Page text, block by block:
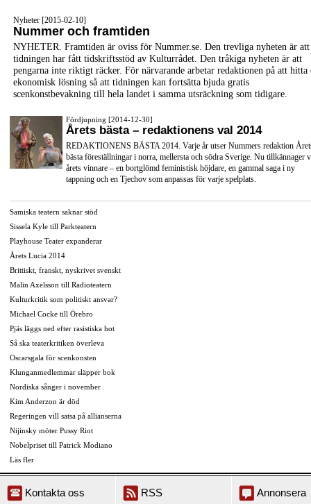
Nyheter [2015-02-10]
Nummer och framtiden
NYHETER. Framtiden är oviss för Nummer.se. Den trevliga nyheten är att
tidningen har fått tidskriftsstöd av Kulturrådet. Den tråkiga nyheten är att
pengarna inte riktigt räcker. För närvarande arbetar redaktionen på att hitta
ekonomisk lösning så att tidningen kan fortsätta bjuda gratis
scenkonstbevakning till hela landet i samma utsräckning som tidigare.
Fördjupning [2014-12-30]
Årets bästa – redaktionens val 2014
REDAKTIONENS BÄSTA 2014. Varje år utser Nummers redaktion
bästa föreställningar i norra, mellersta och södra Sverige. Nu tillkännager
årets vinnare – en bortglömd feministisk höjdare, en gammal saga i ny
tappning och en Tjechov som anpassas för varje spelplats.
Samiska teatern saknar stöd
Sissela Kyle till Parkteatern
Playhouse Teater expanderar
Årets Lucia 2014
Brittiskt, franskt, nyskrivet svenskt
Malin Axelsson till Radioteatern
Kulturkritik som politiskt ansvar?
Michael Cocke till Örebro
Pjäs läggs ned efter rasistiska hot
Så ska teaterkritiken överleva
Oscarsgala för scenkonsten
Klunganmedlemmar släpper bok
Nordiska sånger i november
Kim Anderzon är död
Regeringen vill satsa på allianserna
Nijinsky möter Pussy Riot
Nobelpriset till Patrick Modiano
Läs fler
Kontakta oss RSS Annonsera